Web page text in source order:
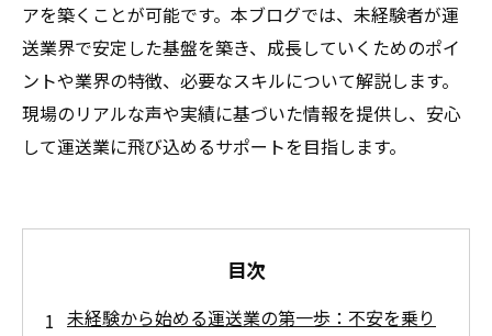
アを築くことが可能です。本ブログでは、未経験者が運
送業界で安定した基盤を築き、成長していくためのポイ
ントや業界の特徴、必要なスキルについて解説します。
現場のリアルな声や実績に基づいた情報を提供し、安心
して運送業に飛び込めるサポートを目指します。
目次
未経験から始める運送業の第一歩：不安を乗り